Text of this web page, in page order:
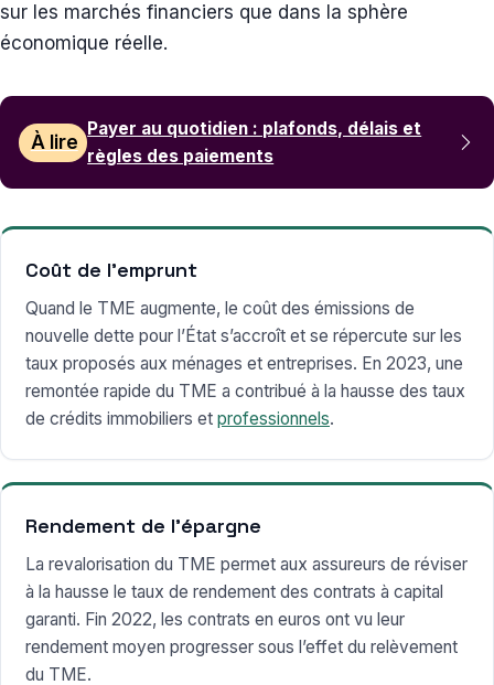
sur les marchés financiers que dans la sphère
économique réelle.
À lire
Payer au quotidien : plafonds, délais et
règles des paiements
Coût de l’emprunt
Quand le TME augmente, le coût des émissions de
nouvelle dette pour l’État s’accroît et se répercute sur les
taux proposés aux ménages et entreprises. En 2023, une
remontée rapide du TME a contribué à la hausse des taux
de crédits immobiliers et professionnels.
Rendement de l’épargne
La revalorisation du TME permet aux assureurs de réviser
à la hausse le taux de rendement des contrats à capital
garanti. Fin 2022, les contrats en euros ont vu leur
rendement moyen progresser sous l’effet du relèvement
du TME.